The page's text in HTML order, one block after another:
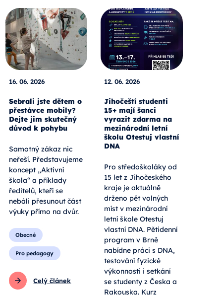
16. 06. 2026
Sebrali jste dětem o
přestávce mobily?
Dejte jim skutečný
důvod k pohybu
Samotný zákaz nic
neřeší. Představujeme
koncept „Aktivní
škola“ a příklady
ředitelů, kteří se
nebáli přesunout část
výuky přímo na dvůr.
Obecné
Pro pedagogy
Celý článek
12. 06. 2026
Jihočeští studenti
15+ mají šanci
vyrazit zdarma na
mezinárodní letní
školu Otestuj vlastní
DNA
Pro středoškoláky od
15 let z Jihočeského
kraje je aktuálně
drženo pět volných
míst v mezinárodní
letní škole Otestuj
vlastní DNA. Pětidenní
program v Brně
nabídne práci s DNA,
testování fyzické
výkonnosti i setkání
se studenty z Česka a
Rakouska. Kurz